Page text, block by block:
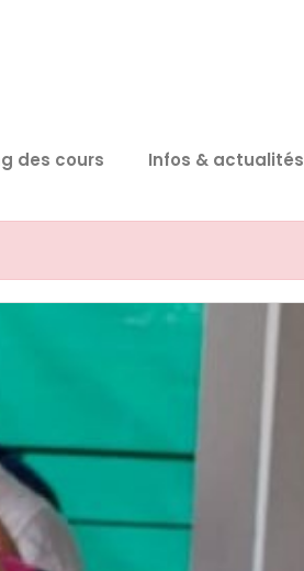
des cours Infos & actualités